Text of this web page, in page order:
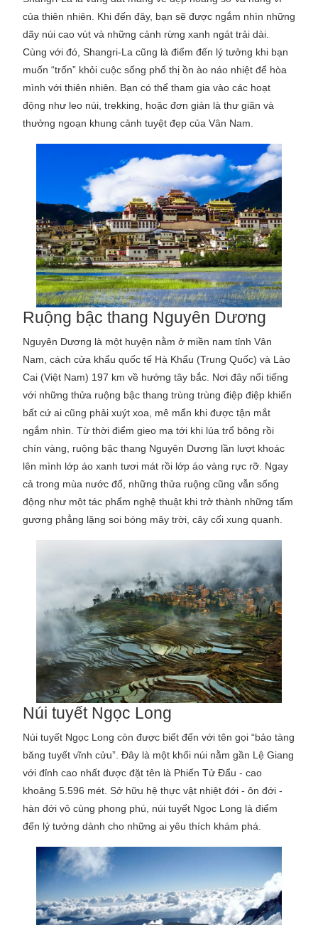
của thiên nhiên. Khi đến đây, bạn sẽ được ngắm nhìn những
dãy núi cao vút và những cánh rừng xanh ngát trải dài.
Cùng với đó, Shangri-La cũng là điểm đến lý tưởng khi bạn
muốn “trốn” khỏi cuộc sống phố thị ồn ào náo nhiệt để hòa
mình với thiên nhiên. Bạn có thể tham gia vào các hoạt
động như leo núi, trekking, hoặc đơn giản là thư giãn và
thưởng ngoạn khung cảnh tuyệt đẹp của Vân Nam.
Ruộng bậc thang Nguyên Dương
Nguyên Dương là một huyện nằm ở miền nam tỉnh Vân
Nam, cách cửa khẩu quốc tế Hà Khẩu (Trung Quốc) và Lào
Cai (Việt Nam) 197 km về hướng tây bắc. Nơi đây nổi tiếng
với những thửa ruộng bậc thang trùng trùng điệp điệp khiến
bất cứ ai cũng phải xuýt xoa, mê mẩn khi được tận mắt
ngắm nhìn. Từ thời điểm gieo mạ tới khi lúa trổ bông rồi
chín vàng, ruộng bậc thang Nguyên Dương lần lượt khoác
lên mình lớp áo xanh tươi mát rồi lớp áo vàng rực rỡ. Ngay
cả trong mùa nước đổ, những thửa ruộng cũng vẫn sống
động như một tác phẩm nghệ thuật khi trở thành những tấm
gương phẳng lặng soi bóng mây trời, cây cối xung quanh.
Núi tuyết Ngọc Long
Núi tuyết Ngọc Long còn được biết đến với tên gọi “bảo tàng
băng tuyết vĩnh cửu”. Đây là một khối núi nằm gần Lệ Giang
với đỉnh cao nhất được đặt tên là Phiến Tử Đẩu - cao
khoảng 5.596 mét. Sở hữu hệ thực vật nhiệt đới - ôn đới -
hàn đới vô cùng phong phú, núi tuyết Ngọc Long là điểm
đến lý tưởng dành cho những ai yêu thích khám phá.